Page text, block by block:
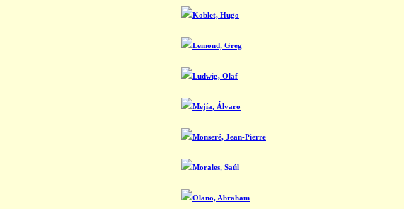
Koblet, Hugo
Lemond, Greg
Ludwig, Olaf
Mejía, Álvaro
Monseré, Jean-Pierre
Morales, Saúl
Olano, Abraham